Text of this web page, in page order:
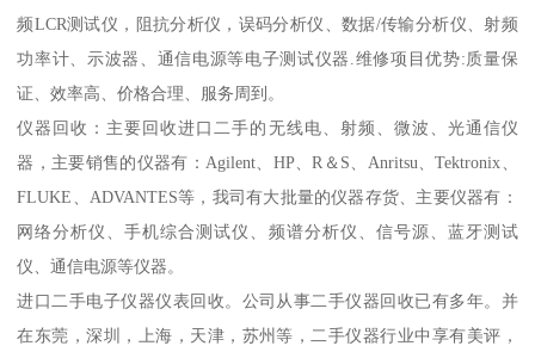
频LCR测试仪，阻抗分析仪，误码分析仪、数据/传输分析仪、射频
功率计、示波器、通信电源等电子测试仪器.维修项目优势:质量保
证、效率高、价格合理、服务周到。
仪器回收：主要回收进口二手的无线电、射频、微波、光通信仪
器，主要销售的仪器有：Agilent、HP、R＆S、Anritsu、Tektronix、
FLUKE、ADVANTES等，我司有大批量的仪器存货、主要仪器有：
网络分析仪、手机综合测试仪、频谱分析仪、信号源、蓝牙测试
仪、通信电源等仪器。
进口二手电子仪器仪表回收。公司从事二手仪器回收已有多年。并
在东莞，深圳，上海，天津，苏州等，二手仪器行业中享有美评，